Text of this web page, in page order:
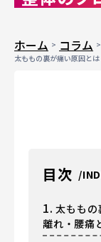
ホーム コラム
太ももの裏が痛い原因と
目次
1. 太ももの
離れ・腰痛